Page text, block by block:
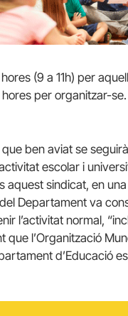
(9 a 11h) per
per organitzar-se.
ben aviat se
escolar i
sindicat, en
Departament va
l’activitat normal,
l’Organització
d’Educació